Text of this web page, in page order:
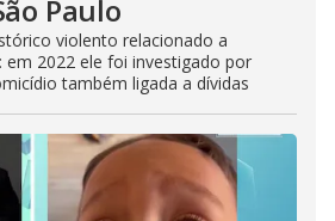
Paulo
violento relacionado a
em 2022 ele foi investigado por
também ligada a dívidas